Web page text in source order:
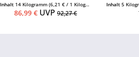
Inhalt 14 Kilogramm(6,21 € / 1 Kilogramm)
86,99 €UVP 92,27 €
Inhalt 5